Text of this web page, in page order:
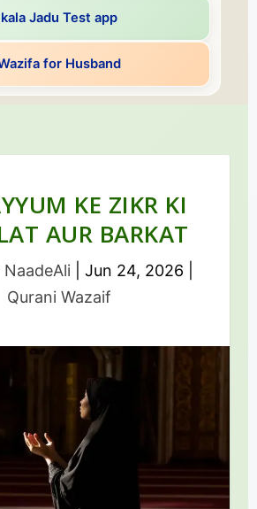
kala Jadu Test app
for Husband
KE ZIKR KI
AUR BARKAT
NaadeAli Jun 24, 2026
Qurani Wazaif